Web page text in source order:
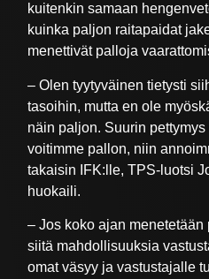
kuitenkin samaan
kuinka paljon raitapaidat
menettivät palloja
– Olen tyytyväinen tietysti
tasoihin, mutta en ole
näin paljon. Suurin
voitimme pallon, niin
takaisin IFK:lle, TPS-luotsi
huokaili.
– Jos koko ajan
siitä mahdollisuuksia
omat väsyy ja vastustajalle